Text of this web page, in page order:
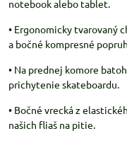
notebook alebo tablet.
• Ergonomicky tvarovaný
a bočné kompresné
• Na prednej komore
prichytenie skateboardu.
• Bočné vrecká z
našich fliaš na pitie.